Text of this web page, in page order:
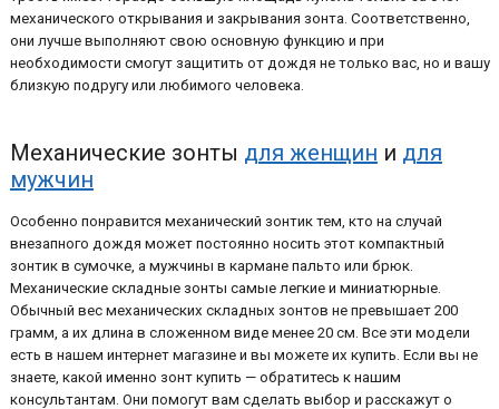
механического открывания и закрывания зонта. Соответственно,
они лучше выполняют свою основную функцию и при
необходимости смогут защитить от дождя не только вас, но и вашу
близкую подругу или любимого человека.
Механические зонты для женщин и для
мужчин
Особенно понравится механический зонтик тем, кто на случай
внезапного дождя может постоянно носить этот компактный
зонтик в сумочке, а мужчины в кармане пальто или брюк.
Механические складные зонты самые легкие и миниатюрные.
Обычный вес механических складных зонтов не превышает 200
грамм, а их длина в сложенном виде менее 20 см. Все эти модели
есть в нашем интернет магазине и вы можете их купить. Если вы не
знаете, какой именно зонт купить — обратитесь к нашим
консультантам. Они помогут вам сделать выбор и расскажут о